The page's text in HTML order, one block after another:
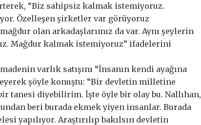
“Biz sahipsiz kalmak istemiyoruz.
Özelleşen şirketler var görüyoruz
olan arkadaşlarımız da var. Aynı şeylerin
Mağdur kalmak istemiyoruz” ifadelerini
varlık satışını “İnsanın kendi ayağına
şöyle konuştu: “Bir devletin milletine
tanesi diyebilirim. İşte öyle bir olay bu. Nallıhan,
beri burada ekmek yiyen insanlar. Burada
yapılıyor. Araştırılıp bakılsın devletin